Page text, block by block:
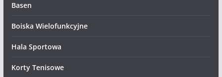
Basen
Boiska Wielofunkcyjne
Hala Sportowa
Korty Tenisowe